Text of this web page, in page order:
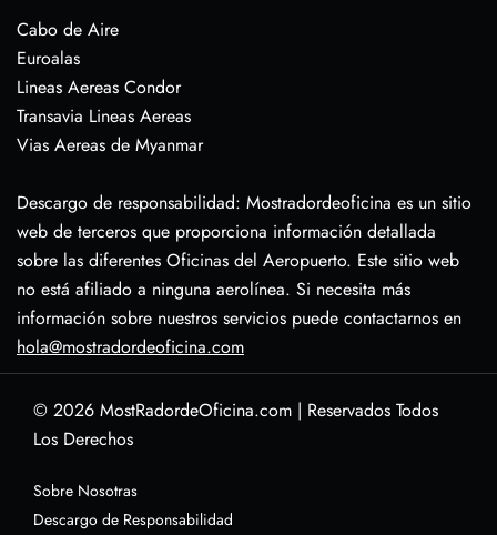
Cabo de Aire
Euroalas
Lineas Aereas Condor
Transavia Lineas Aereas
Vias Aereas de Myanmar
Descargo de responsabilidad: Mostradordeoficina es un sitio
web de terceros que proporciona información detallada
sobre las diferentes Oficinas del Aeropuerto. Este sitio web
no está afiliado a ninguna aerolínea. Si necesita más
información sobre nuestros servicios puede contactarnos en
hola@mostradordeoficina.com
© 2026 MostRadordeOficina.com | Reservados Todos
Los Derechos
Sobre Nosotras
Descargo de Responsabilidad